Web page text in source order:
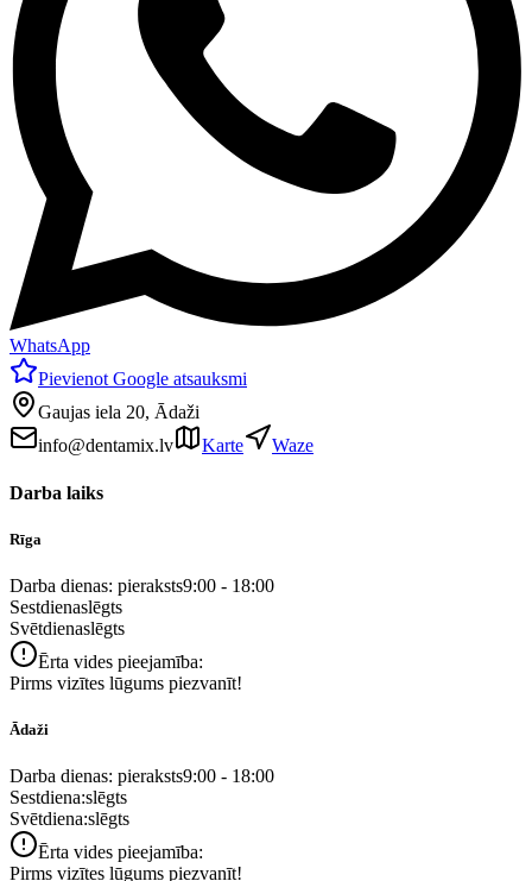
WhatsApp
Pievienot Google atsauksmi
Gaujas iela 20, Ādaži
info@dentamix.lv
Karte Waze
Darba laiks
Rīga
Darba dienas: pieraksts9:00 - 18:00
Sestdienaslēgts
Svētdienaslēgts
Ērta vides pieejamība:
Pirms vizītes lūgums piezvanīt!
Ādaži
Darba dienas: pieraksts9:00 - 18:00
Sestdiena:slēgts
Svētdiena:slēgts
Ērta vides pieejamība:
Pirms vizītes lūgums piezvanīt!